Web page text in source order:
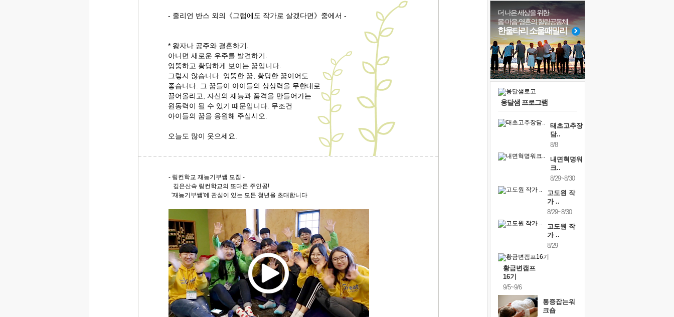
- 줄리언 반스 외의《그럼에도 작가로 살겠다면》중에서 -
* 왕자나 공주와 결혼하기.
아니면 새로운 우주를 발견하기.
엉뚱하고 황당하게 보이는 꿈입니다.
그렇지 않습니다. 엉뚱한 꿈, 황당한 꿈이어도
좋습니다. 그 꿈들이 아이들의 상상력을 무한대로
끌어올리고, 자신의 재능과 품격을 만들어가는
원동력이 될 수 있기 때문입니다. 무조건
아이들의 꿈을 응원해 주십시오.
오늘도 많이 웃으세요.
- 링컨학교 재능기부쌤 모집 -
깊은산속 링컨학교의 또다른 주인공!
'재능기부쌤'에 관심이 있는 모든 청년을 초대합니다
꿈이 실제가 되는 것
'말 타는 법'을 먼저
졸업식 사진을 보며
아픈 아버지를 위한 공간 설계
극심한 변비, 어깨결림, 수면 장애
보고 싶은 어머니
유년 시절의 부산 영도 바다
못된 꼰대들
거울 속의 나
#희망
#면역력
#계획
#다짐
#아이들
#위기
#경험
#링컨학교
#친구
#리더
#바이러스 #사람
더 나은 세상을 위한
몸·마음·영혼의 힐링공동체
한울타리 소울패밀리
옹달샘 프로그램
태초고추장
담..
8/8
내면혁명워
크..
8/29~8/30
고도원 작
가 ..
8/29~8/30
고도원 작
가 ..
8/29
황금변캠프
16기
9/5~9/6
통증잡는워
크숍